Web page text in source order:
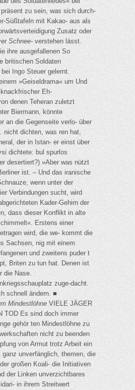
zu sein, was sich durch-
Süßtafeln mit Kakao- aus als
Zusatz oder
Schnee-verstehen lässt.
ihre ausgefallenen So
britischen Soldaten
Ingo Steuer gelernt.
»Geiseldrama« um Und
Eh-
denen Teheran zuletzt
Biermann, könnte
an die Gegenseite verlo- über
nicht dichten, was ren hat,
der in Istan- er einst über
dichtete: bul spurlos
desertiert?) »Aber was nützt
ist. – Und das iranische
wenn unter der
Verbindungen sucht, wird
Kader-Gehirn der
dass dieser Konflikt in alte
Erstens einer
wird, die we- kommt die
Sachsen, nig mit einem
und zweitens puder t
Briten zu tun hat. Denen ist
die Nase.
zuge-dacht.
schnell ändern. ■
MindestlöhneVIELE JÄGER
TOD Es sind doch immer
gehör ten Mindestlöhne zu
nicht zu beenden
von Armut trotz Arbeit ein
unverfänglich, themen, die
großen Koali- die Initiativen
der Linken unverzichtbares
in ihrem Streitwert